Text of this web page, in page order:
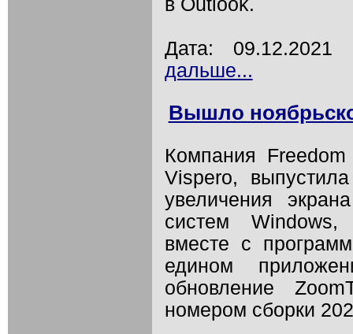
Дата:
дальше...
Вышло
Компания
Vispero,
увеличения
систем Windows,
вместе с
едином
обновление
номером сборки